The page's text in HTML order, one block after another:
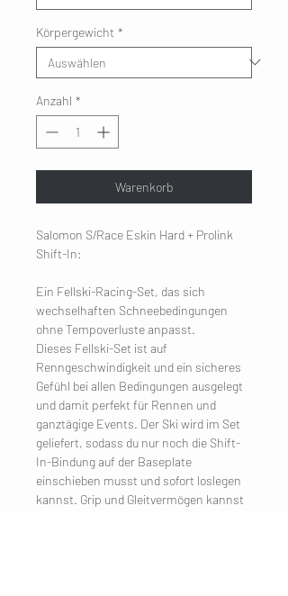
Körpergewicht *
Anzahl *
Warenkorb
Salomon S/Race Eskin Hard + Prolink
Shift-In:
Ein Fellski-Racing-Set, das sich
wechselhaften Schneebedingungen
ohne Tempoverluste anpasst.
Dieses Fellski-Set ist auf
Renngeschwindigkeit und ein sicheres
Gefühl bei allen Bedingungen ausgelegt
und damit perfekt für Rennen und
ganztägige Events. Der Ski wird im Set
geliefert, sodass du nur noch die Shift-
In-Bindung auf der Baseplate
einschieben musst und sofort loslegen
kannst. Grip und Gleitvermögen kannst